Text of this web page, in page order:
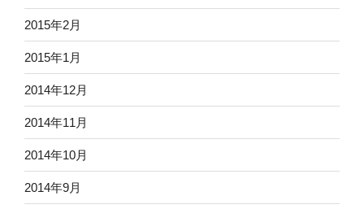
2015年2月
2015年1月
2014年12月
2014年11月
2014年10月
2014年9月